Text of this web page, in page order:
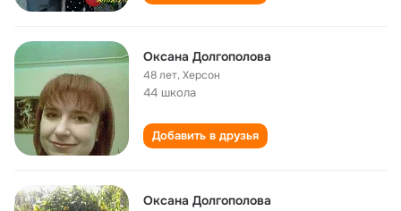
Оксана Долгополова
48 лет,Херсон
44 школа
Добавить в друзья
Оксана Долгополова